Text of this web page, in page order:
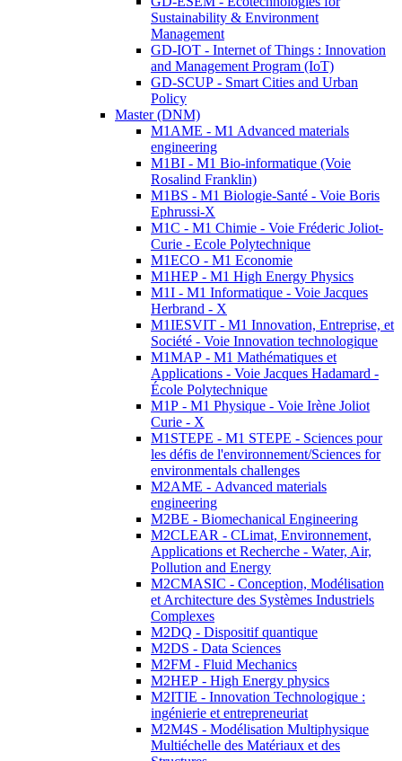
Sustainability & Environment
Management
GD-IOT - Internet of Things : Innovation
and Management Program (IoT)
GD-SCUP - Smart Cities and Urban
Policy
Master (DNM)
M1AME - M1 Advanced materials
engineering
M1BI - M1 Bio-informatique (Voie
Rosalind Franklin)
M1BS - M1 Biologie-Santé - Voie Boris
Ephrussi-X
M1C - M1 Chimie - Voie Fréderic Joliot-
Curie - Ecole Polytechnique
M1ECO - M1 Economie
M1HEP - M1 High Energy Physics
M1I - M1 Informatique - Voie Jacques
Herbrand - X
M1IESVIT - M1 Innovation, Entreprise, et
Société - Voie Innovation technologique
M1MAP - M1 Mathématiques et
Applications - Voie Jacques Hadamard -
École Polytechnique
M1P - M1 Physique - Voie Irène Joliot
Curie - X
M1STEPE - M1 STEPE - Sciences pour
les défis de l'environnement/Sciences for
environmentals challenges
M2AME - Advanced materials
engineering
M2BE - Biomechanical Engineering
M2CLEAR - CLimat, Environnement,
Applications et Recherche - Water, Air,
Pollution and Energy
M2CMASIC - Conception, Modélisation
et Architecture des Systèmes Industriels
Complexes
M2DQ - Dispositif quantique
M2DS - Data Sciences
M2FM - Fluid Mechanics
M2HEP - High Energy physics
M2ITIE - Innovation Technologique :
ingénierie et entrepreneuriat
M2M4S - Modélisation Multiphysique
Multiéchelle des Matériaux et des